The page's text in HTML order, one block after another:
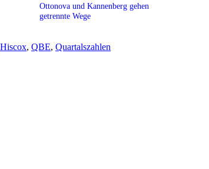
Ottonova und Kannenberg gehen
getrennte Wege
Hiscox, QBE, Quartalszahlen